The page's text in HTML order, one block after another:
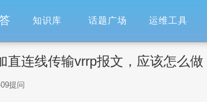
知识库 话题广场 运维工具
直连线传输vrrp报文，应该怎么做
提问